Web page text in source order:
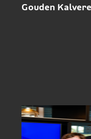
Gouden